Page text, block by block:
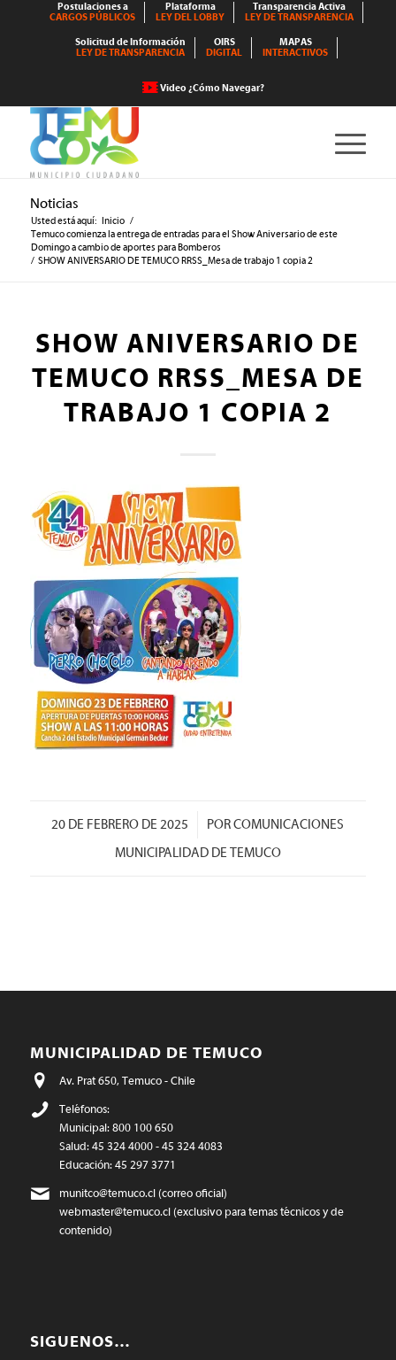
Postulaciones a
CARGOS PÚBLICOS
Plataforma
LEY DEL LOBBY
Transparencia Activa
LEY DE TRANSPARENCIA
Solicitud de Información
LEY DE TRANSPARENCIA
OIRS
DIGITAL
MAPAS
INTERACTIVOS
Video ¿Cómo Navegar?
Noticias
Usted está aquí: Inicio /
Temuco comienza la entrega de entradas para el Show Aniversario de este
Domingo a cambio de aportes para Bomberos
/ SHOW ANIVERSARIO DE TEMUCO RRSS_Mesa de trabajo 1 copia 2
SHOW ANIVERSARIO DE
TEMUCO RRSS_MESA DE
TRABAJO 1 COPIA 2
20 DE FEBRERO DE 2025
/ PORCOMUNICACIONES
MUNICIPALIDAD DE TEMUCO
MUNICIPALIDAD DE TEMUCO
Av. Prat 650, Temuco - Chile
Teléfonos:
Municipal: 800 100 650
Salud: 45 324 4000 - 45 324 4083
Educación: 45 297 3771
munitco@temuco.cl(correo oficial)
webmaster@temuco.cl(exclusivo para temas técnicos y de
contenido)
SIGUENOS…